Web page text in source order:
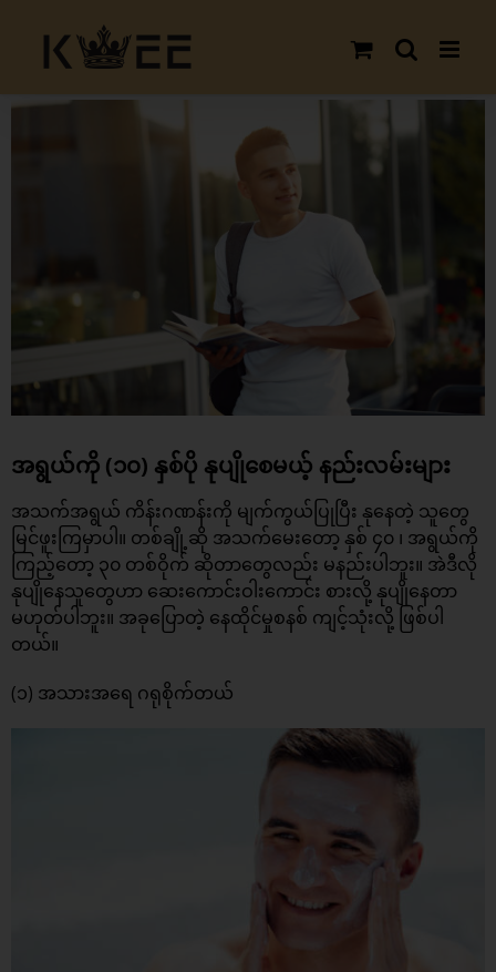
content
View
အရွယ်ကို (၁၀) နှစ်ပို နုပျိုစေမယ့် နည်းလမ်းများ
အသက်အရွယ် ကိန်းဂဏန်းကို မျက်ကွယ်ပြုပြီး နုနေတဲ့ သူတွေ
မြင်ဖူးကြမှာပါ။ တစ်ချို့ဆို အသက်မေးတော့ နှစ် ၄၀ ၊ အရွယ်ကို
ကြည့်တော့ ၃၀ တစ်ဝိုက် ဆိုတာတွေလည်း မနည်းပါဘူး။ အဲဒီလို
နုပျိုနေသူတွေဟာ ဆေးကောင်းဝါးကောင်း စားလို့ နုပျိုနေတာ
မဟုတ်ပါဘူး။ အခုပြောတဲ့ နေထိုင်မှုစနစ် ကျင့်သုံးလို့ ဖြစ်ပါ
တယ်။
(၁) အသားအရေ ဂရုစိုက်တယ်